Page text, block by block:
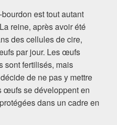
est tout autant
reine, après avoir été
des cellules de cire,
par jour. Les œufs
sont fertilisés, mais
de ne pas y mettre
œufs se développent en
dans un cadre en